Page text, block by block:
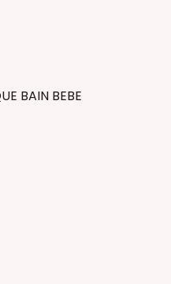
BAIN BEBE